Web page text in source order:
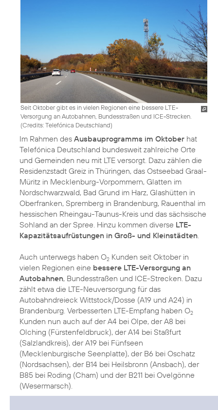
Seit Oktober gibt es in vielen Regionen eine bessere LTE-
Versorgung an Autobahnen, Bundesstraßen und ICE-Strecken.
(Credits: Telefónica Deutschland)
Im Rahmen des Ausbauprogramms im Oktober hat
Telefónica Deutschland bundesweit zahlreiche Orte
und Gemeinden neu mit LTE versorgt. Dazu zählen die
Residenzstadt Greiz in Thüringen, das Ostseebad Graal-
Müritz in Mecklenburg-Vorpommern, Glatten im
Nordschwarzwald, Bad Grund im Harz, Glashütten in
Oberfranken, Spremberg in Brandenburg, Rauenthal im
hessischen Rheingau-Taunus-Kreis und das sächsische
Sohland an der Spree. Hinzu kommen diverse LTE-
Kapazitätsaufrüstungen in Groß- und Kleinstädten.
Auch unterwegs haben O2 Kunden seit Oktober in
vielen Regionen eine bessere LTE-Versorgung an
Autobahnen, Bundesstraßen und ICE-Strecken. Dazu
zählt etwa die LTE-Neuversorgung für das
Autobahndreieck Wittstock/Dosse (A19 und A24) in
Brandenburg. Verbesserten LTE-Empfang haben O2
Kunden nun auch auf der A4 bei Olpe, der A8 bei
Olching (Fürstenfeldbruck), der A14 bei Staßfurt
(Salzlandkreis), der A19 bei Fünfseen
(Mecklenburgische Seenplatte), der B6 bei Oschatz
(Nordsachsen), der B14 bei Heilsbronn (Ansbach), der
B85 bei Roding (Cham) und der B211 bei Ovelgönne
(Wesermarsch).